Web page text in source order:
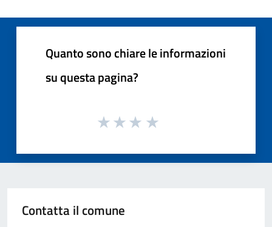
Quanto sono chiare le informazioni
su questa pagina?
Contatta il comune